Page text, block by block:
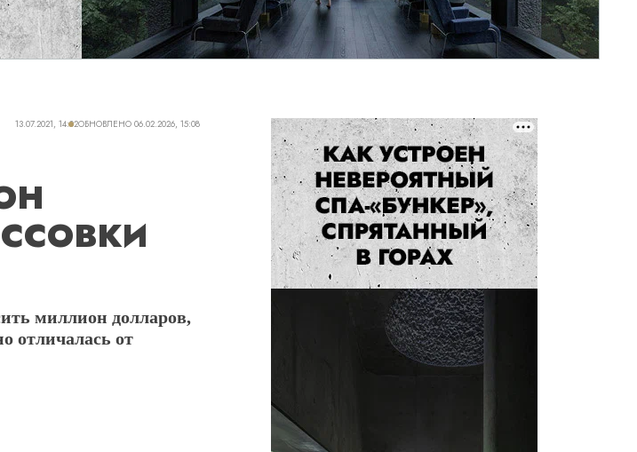
13.07.2021, 14:02ОБНОВЛЕНО 06.02.2026, 15:08
миллион долларов,
отличалась от